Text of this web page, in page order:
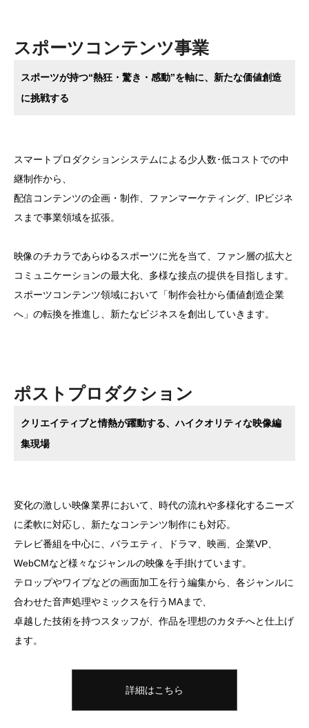
スポーツコンテンツ事業
スポーツが持つ“熱狂・驚き・感動”を軸に、新たな価値創造
に挑戦する
スマートプロダクションシステムによる少人数･低コストでの中
継制作から、
配信コンテンツの企画・制作、ファンマーケティング、IPビジネ
スまで事業領域を拡張。
映像のチカラであらゆるスポーツに光を当て、ファン層の拡大と
コミュニケーションの最大化、多様な接点の提供を目指します。
スポーツコンテンツ領域において「制作会社から価値創造企業
へ」の転換を推進し、新たなビジネスを創出していきます。
ポストプロダクション
クリエイティブと情熱が躍動する、ハイクオリティな映像編
集現場
変化の激しい映像業界において、時代の流れや多様化するニーズ
に柔軟に対応し、新たなコンテンツ制作にも対応。
テレビ番組を中心に、バラエティ、ドラマ、映画、企業VP、
WebCMなど様々なジャンルの映像を手掛けています。
テロップやワイプなどの画面加工を行う編集から、各ジャンルに
合わせた音声処理やミックスを行うMAまで、
卓越した技術を持つスタッフが、作品を理想のカタチへと仕上げ
ます。
詳細はこちら